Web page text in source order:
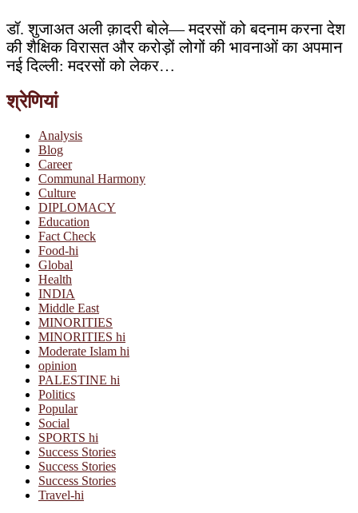
डॉ. शुजाअत अली क़ादरी बोले— मदरसों को बदनाम करना देश
की शैक्षिक विरासत और करोड़ों लोगों की भावनाओं का अपमान
नई दिल्ली: मदरसों को लेकर…
श्रेणियां
Analysis
Blog
Career
Communal Harmony
Culture
DIPLOMACY
Education
Fact Check
Food-hi
Global
Health
INDIA
Middle East
MINORITIES
MINORITIES hi
Moderate Islam hi
opinion
PALESTINE hi
Politics
Popular
Social
SPORTS hi
Success Stories
Success Stories
Success Stories
Travel-hi